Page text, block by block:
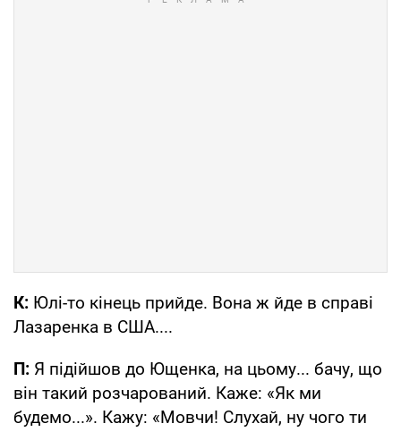
К: Юлі-то кінець прийде. Вона ж йде в справі
Лазаренка в США....
П: Я підійшов до Ющенка, на цьому... бачу, що
він такий розчарований. Каже: «Як ми
будемо...». Кажу: «Мовчи! Слухай, ну чого ти